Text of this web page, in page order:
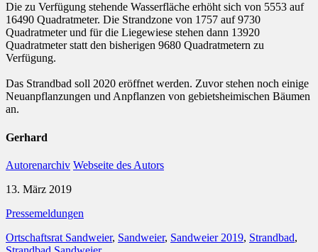
Die zu Verfügung stehende Wasserfläche erhöht sich von 5553 auf
16490 Quadratmeter. Die Strandzone von 1757 auf 9730
Quadratmeter und für die Liegewiese stehen dann 13920
Quadratmeter statt den bisherigen 9680 Quadratmetern zu
Verfügung.
Das Strandbad soll 2020 eröffnet werden. Zuvor stehen noch einige
Neuanpflanzungen und Anpflanzen von gebietsheimischen Bäumen
an.
Gerhard
Autorenarchiv Webseite des Autors
13. März 2019
Pressemeldungen
Ortschaftsrat Sandweier, Sandweier, Sandweier 2019, Strandbad,